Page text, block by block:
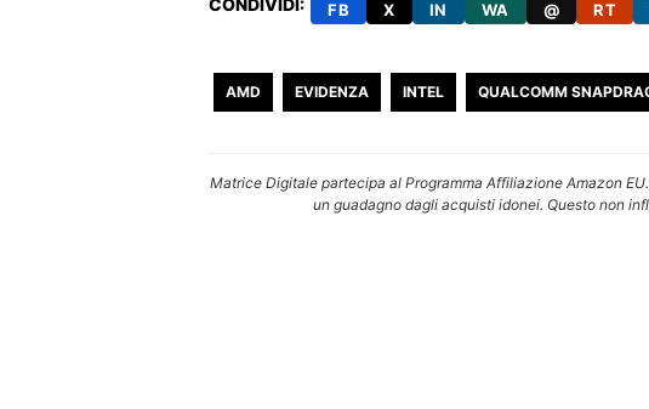
FB X IN WA @ RT
AMD EVIDENZA INTEL QUALCOMM
Matrice Digitale partecipa al Programma Affiliazione Amazon
un guadagno dagli acquisti idonei. Questo non